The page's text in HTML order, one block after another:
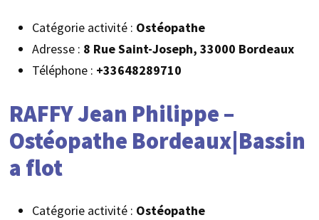
Catégorie activité : Ostéopathe
Adresse : 8 Rue Saint-Joseph, 33000 Bordeaux
Téléphone : +33648289710
RAFFY Jean Philippe –
Ostéopathe Bordeaux|Bassin
a flot
Catégorie activité : Ostéopathe